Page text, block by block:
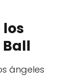
ángeles